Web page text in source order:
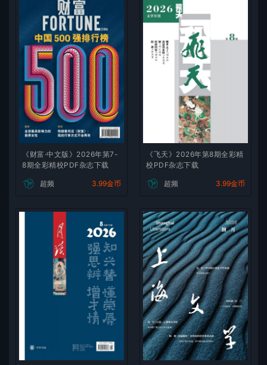
《财富·中文版》2026年第7-
8期全彩精校PDF杂志下载
超频 3.99金币
《飞天》2026年第8期全彩精
校PDF杂志下载
超频 3.99金币